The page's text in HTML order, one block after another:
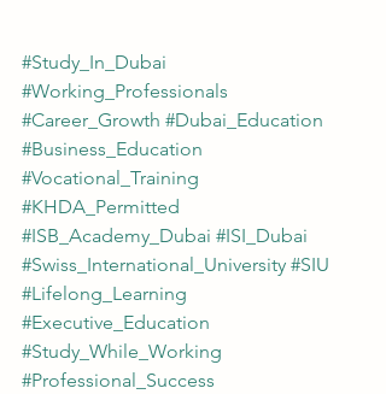
#Study_In_Dubai
#Working_Professionals
#Career_Growth #Dubai_Education
#Business_Education
#Vocational_Training
#KHDA_Permitted
#ISB_Academy_Dubai #ISI_Dubai
#Swiss_International_University #SIU
#Lifelong_Learning
#Executive_Education
#Study_While_Working
#Professional_Success